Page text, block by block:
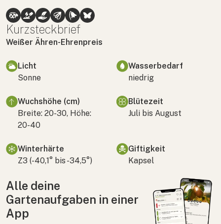
Kurzsteckbrief
Weißer Ähren-Ehrenpreis
Licht
Sonne
Wasserbedarf
niedrig
Wuchshöhe (cm)
Breite: 20-30, Höhe:
20-40
Blütezeit
Juli bis August
Winterhärte
Z3 (-40,1° bis -34,5°)
Giftigkeit
Kapsel
Alle deine
Gartenaufgaben in einer
App